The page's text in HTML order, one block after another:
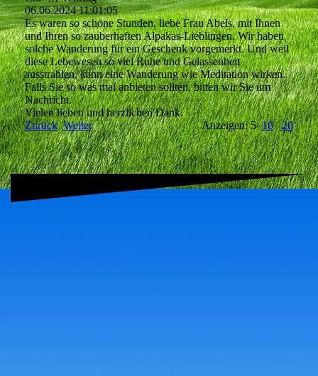
06.06.2024 11:01:05
Es waren so schöne Stunden, liebe Frau Abels, mit Ihnen
und Ihren so zauberhaften Alpakas-Lieblingen. Wir haben
solche Wanderung für ein Geschenk vorgemerkt. Und weil
diese Lebewesen so viel Ruhe und Gelassenheit
ausstrahlen, kann eine Wanderung wie Meditation wirken.
Falls Sie so was mal anbieten sollten, bitten wir Sie um
Nachricht.
Vielen lieben und herzlichen Dank.
Zurück Weiter Anzeigen: 510 20